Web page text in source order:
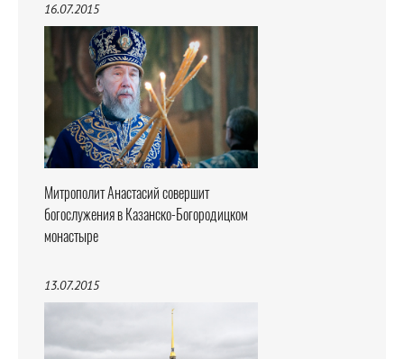
16.07.2015
Митрополит Анастасий совершит
богослужения в Казанско-Богородицком
монастыре
13.07.2015